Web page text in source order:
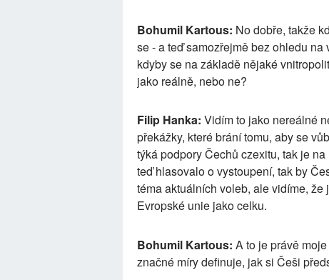
Bohumil Kartous: No dobře, takže
se - a teď samozřejmě bez ohledu
kdyby se na základě nějaké
jako reálně, nebo ne?
Filip Hanka: Vidím to jako nereálné
překážky, které brání tomu, aby se
týká podpory Čechů czexitu, tak je
teď hlasovalo o vystoupení, tak by
téma aktuálních voleb, ale vidíme,
Evropské unie jako celku.
Bohumil Kartous: A to je právě
značné míry definuje, jak si Češi